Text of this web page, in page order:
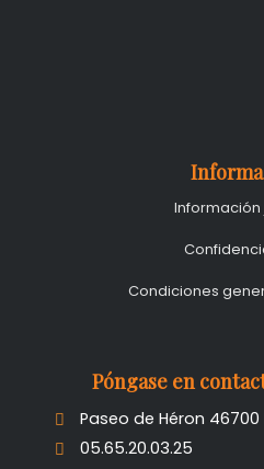
Condiciones
Póngase en
Paseo de Héron 46700
05.65.20.03.25